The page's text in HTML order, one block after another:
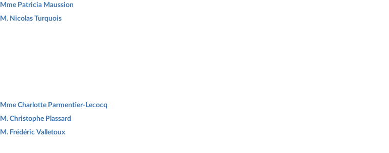
Mme Patricia Maussion
M. Nicolas Turquois
Mme Charlotte Parmentier-Lecocq
M. Christophe Plassard
M. Frédéric Valletoux